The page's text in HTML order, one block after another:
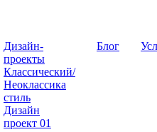
Дизайн-
проекты
Классический/
Неоклассика
стиль
Дизайн
проект 01
Блог